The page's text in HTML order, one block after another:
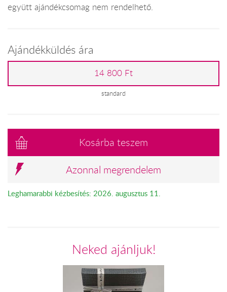
együtt ajándékcsomag nem rendelhető.
Ajándékküldés ára
14 800 Ft
standard
Kosárba teszem
Azonnal megrendelem
Leghamarabbi kézbesítés: 2026. augusztus 11.
Neked ajánljuk!